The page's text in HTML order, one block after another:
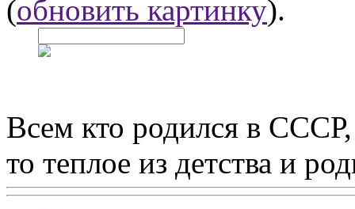
(обновить картинку).
Всем кто родился в
то теплое из детства и